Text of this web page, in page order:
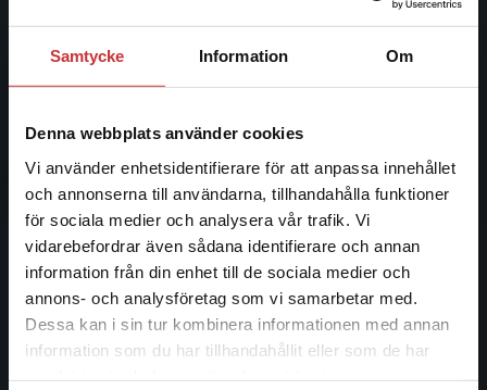
Samtycke Information Om
Denna webbplats använder cookies
Vi använder enhetsidentifierare för att anpassa innehållet
och annonserna till användarna, tillhandahålla funktioner
för sociala medier och analysera vår trafik. Vi
vidarebefordrar även sådana identifierare och annan
information från din enhet till de sociala medier och
annons- och analysföretag som vi samarbetar med.
Dessa kan i sin tur kombinera informationen med annan
information som du har tillhandahållit eller som de har
Begränsad fraktregion
Det verkar som att du besöker
Studentlitteratur grundades 1963 och är idag Sveriges
ledande utbildningsförlag. Med läromedel, kurslitteratur,
facklitteratur, utbildningar och digitala
längs hela kunskapsresan.
Kontakta oss
Kontakta oss
046-31 20 00
Postadress:
Box 141